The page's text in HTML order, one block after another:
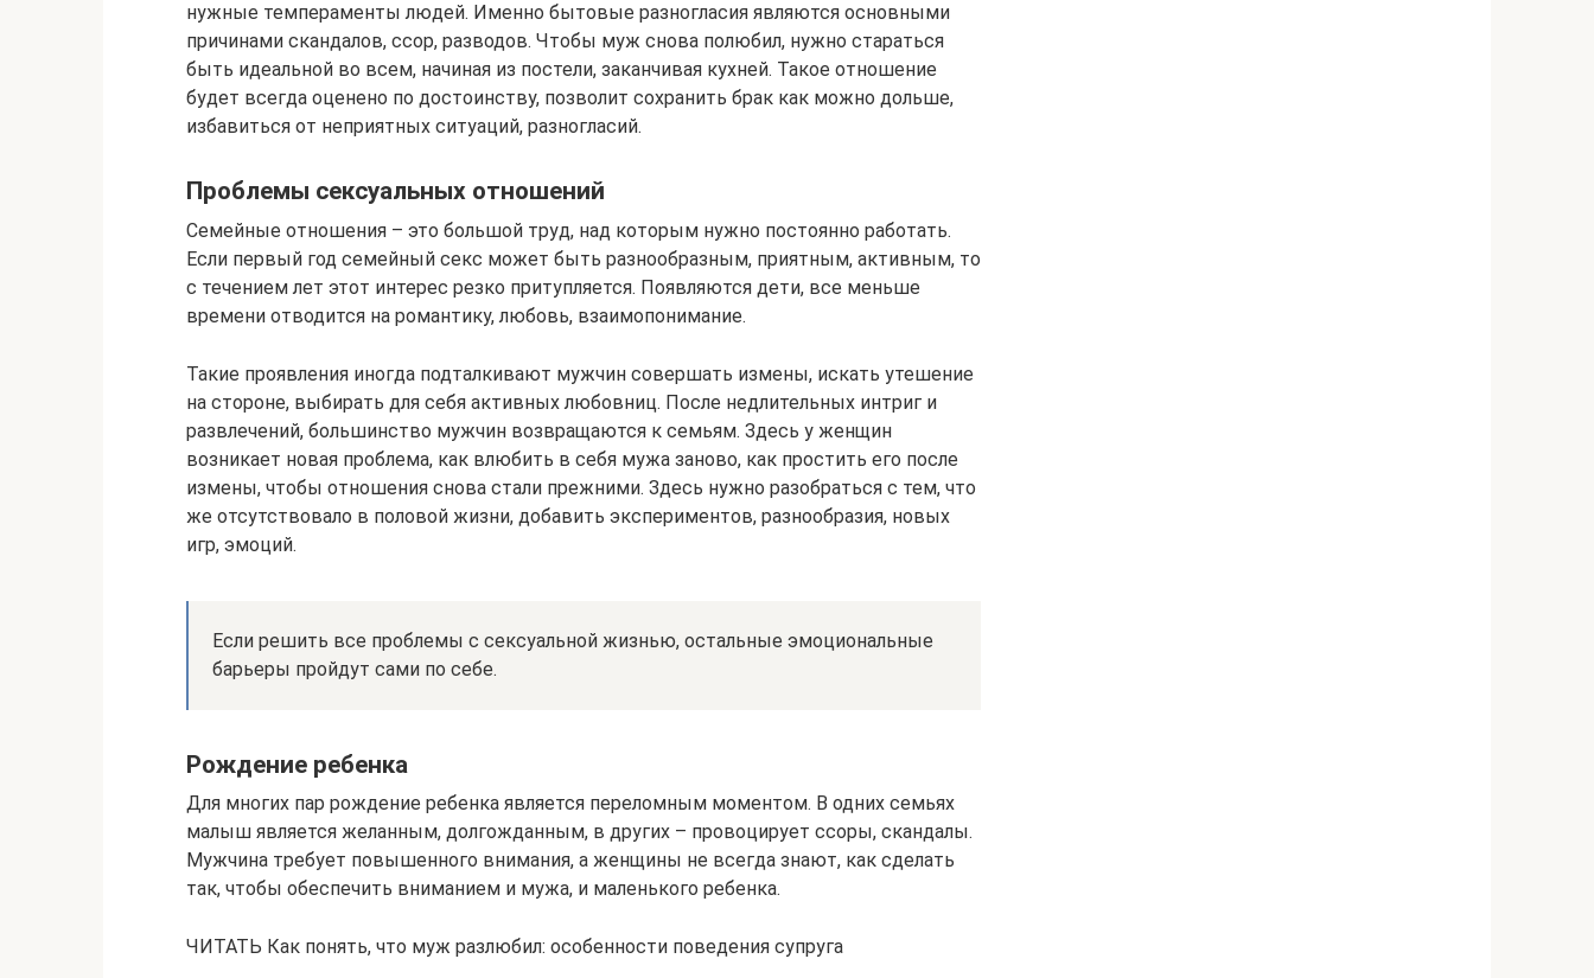
нужные темпераменты людей. Именно бытовые разногласия являются основными
причинами скандалов, ссор, разводов. Чтобы муж снова полюбил, нужно стараться
быть идеальной во всем, начиная из постели, заканчивая кухней. Такое отношение
будет всегда оценено по достоинству, позволит сохранить брак как можно дольше,
избавиться от неприятных ситуаций, разногласий.
Проблемы сексуальных отношений
Семейные отношения – это большой труд, над которым нужно постоянно работать.
Если первый год семейный секс может быть разнообразным, приятным, активным, то
с течением лет этот интерес резко притупляется. Появляются дети, все меньше
времени отводится на романтику, любовь, взаимопонимание.
Такие проявления иногда подталкивают мужчин совершать измены, искать утешение
на стороне, выбирать для себя активных любовниц. После недлительных интриг и
развлечений, большинство мужчин возвращаются к семьям. Здесь у женщин
возникает новая проблема, как влюбить в себя мужа заново, как простить его после
измены, чтобы отношения снова стали прежними. Здесь нужно разобраться с тем, что
же отсутствовало в половой жизни, добавить экспериментов, разнообразия, новых
игр, эмоций.
Если решить все проблемы с сексуальной жизнью, остальные эмоциональные
барьеры пройдут сами по себе.
Рождение ребенка
Для многих пар рождение ребенка является переломным моментом. В одних семьях
малыш является желанным, долгожданным, в других – провоцирует ссоры, скандалы.
Мужчина требует повышенного внимания, а женщины не всегда знают, как сделать
так, чтобы обеспечить вниманием и мужа, и маленького ребенка.
ЧИТАТЬ Как понять, что муж разлюбил: особенности поведения супруга